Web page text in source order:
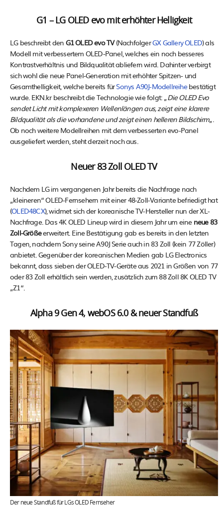
G1 – LG OLED evo mit erhöhter Helligkeit
LG beschreibt den G1 OLED evo TV(NachfolgerGX Gallery OLED) als
Modell mit verbessertem OLED-Panel, welches ein noch besseres
Kontrastverhältnis und Bildqualität abliefern wird. Dahinter verbirgt
sich wohl die neue Panel-Generation mit erhöhter Spitzen- und
Gesamthelligkeit, welche bereits fürSonys A90J-Modellreihebestätigt
wurde. EKN.kr beschreibt die Technologie wie folgt: „Die OLED Evo
sendet Licht mit komplexeren Wellenlängen aus, zeigt eine klarere
Bildqualität als die vorhandene und zeigt einen helleren Bildschirm„.
Ob noch weitere Modellreihen mit dem verbesserten evo-Panel
ausgeliefert werden, steht derzeit noch aus.
Neuer 83 Zoll OLED TV
Nachdem LG im vergangenen Jahr bereits die Nachfrage nach
„kleineren“ OLED-Fernsehern mit einer 48-Zoll-Variante befriedigt hat
(OLED48CX), widmet sich der koreanische TV-Hersteller nun der XL-
Nachfrage. Das 4K OLED Lineup wird in diesem Jahr um eine neue 83
Zoll-Größeerweitert. Eine Bestätigung gab es bereits in den letzten
Tagen, nachdem Sony seine A90J Serie auch in 83 Zoll (kein 77 Zöller)
anbietet. Gegenüber der koreanischen Medien gab LG Electronics
bekannt, dass sieben der OLED-TV-Geräte aus 2021 in Größen von 77
oder 83 Zoll erhältlich sein werden, zusätzlich zum 88 Zoll 8K OLED TV
„Z1“.
Alpha 9 Gen 4, webOS 6.0 & neuer Standfuß
Der neue Standfuß für LGs OLED Fernseher